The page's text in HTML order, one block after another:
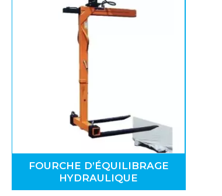
FOURCHE D’ÉQUILIBRAGE
HYDRAULIQUE